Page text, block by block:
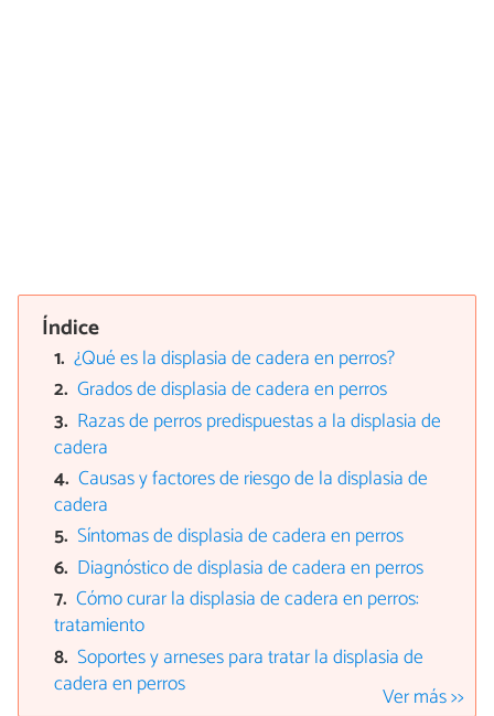
Índice
¿Qué es la displasia de cadera en perros?
Grados de displasia de cadera en perros
Razas de perros predispuestas a la displasia de
cadera
Causas y factores de riesgo de la displasia de
cadera
Síntomas de displasia de cadera en perros
Diagnóstico de displasia de cadera en perros
Cómo curar la displasia de cadera en perros:
tratamiento
Soportes y arneses para tratar la displasia de
cadera en perros
Ver más >>